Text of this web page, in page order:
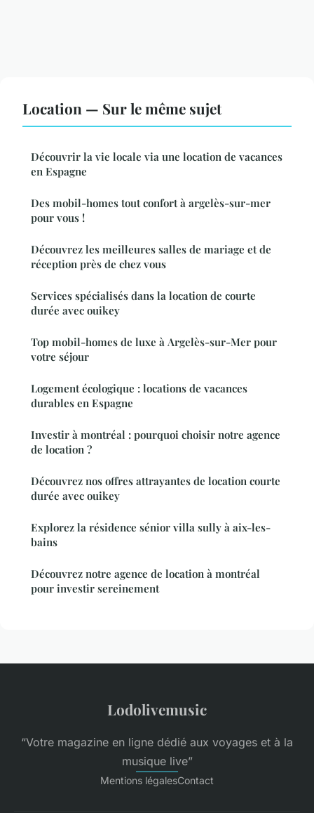
Location — Sur le même sujet
Découvrir la vie locale via une location de vacances
en Espagne
Des mobil-homes tout confort à argelès-sur-mer
pour vous !
Découvrez les meilleures salles de mariage et de
réception près de chez vous
Services spécialisés dans la location de courte
durée avec ouikey
Top mobil-homes de luxe à Argelès-sur-Mer pour
votre séjour
Logement écologique : locations de vacances
durables en Espagne
Investir à montréal : pourquoi choisir notre agence
de location ?
Découvrez nos offres attrayantes de location courte
durée avec ouikey
Explorez la résidence sénior villa sully à aix-les-
bains
Découvrez notre agence de location à montréal
pour investir sereinement
Lodolivemusic
“Votre magazine en ligne dédié aux voyages et à la
musique live”
Mentions légalesContact